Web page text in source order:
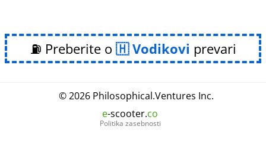
⛽ Preberite o Vodikovi prevari
© 2026 Philosophical.Ventures Inc.
e-scooter.co
Politika zasebnosti